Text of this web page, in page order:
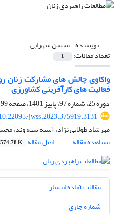
نویسنده =محسن سهرابی
تعداد مقالات: 1
واکاوی چالش های مشارکت زنان
فعالیت های کارآفرینی کشاورزی
دوره 25، شماره 97، پاییز 1401، صفحه
224
jwss.2023.375919.3131
مهرشاد طولابی نژاد، آسیه سپه وند،
مشاهده مقاله
اصل مقاله 574.78 K
مقالات آماده انتشار
شماره جاری